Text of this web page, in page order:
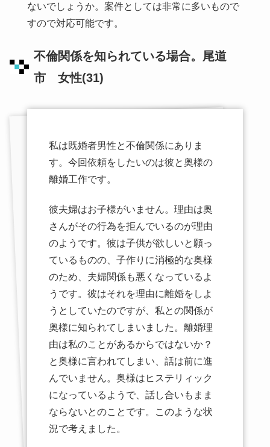
ないでしょうか。案件としては非常に多いもので
すので対応可能です。
不倫関係を知られている場合。尾道
市 女性(31)
私は既婚者男性と不倫関係にありま
す。今回依頼をしたいのは彼と奥様の
離婚工作です。
彼夫婦はお子様がいません。理由は奥
さんがその行為を拒んでいるのが理由
のようです。彼は子供が欲しいと願っ
ているものの、子作りに消極的な奥様
のため、夫婦関係も悪くなっているよ
うです。彼はそれを理由に離婚をしよ
うとしていたのですが、私との関係が
奥様に知られてしまいました。離婚理
由は私のことがあるからではないか？
と奥様に言われてしまい、話は前に進
んでいません。奥様はヒステリィック
になっているようで、話し合いもまま
ならないとのことです。このような状
況で考えました。